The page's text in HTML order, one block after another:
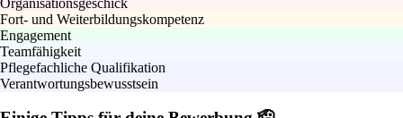
Fort- und Weiterbildungskompetenz
Engagement
Teamfähigkeit
Pflegefachliche Qualifikation
Verantwortungsbewusstsein